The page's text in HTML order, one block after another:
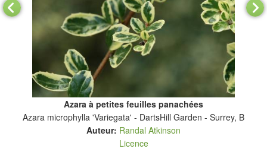
Azara à petites feuilles panachées
Azara microphylla 'Variegata' - DartsHill Garden - Surrey, B
Auteur: Randal Atkinson
Licence